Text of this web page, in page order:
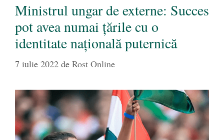
Ministrul ungar de externe: Succes
pot avea numai ţările cu o
identitate naţională puternică
7 iulie 2022 de Rost Online